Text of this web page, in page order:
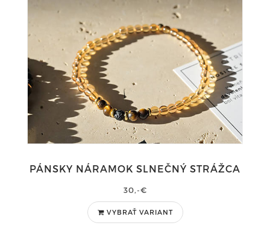
PÁNSKY NÁRAMOK SLNEČNÝ STRÁŽCA
30,-€
VYBRAŤ VARIANT